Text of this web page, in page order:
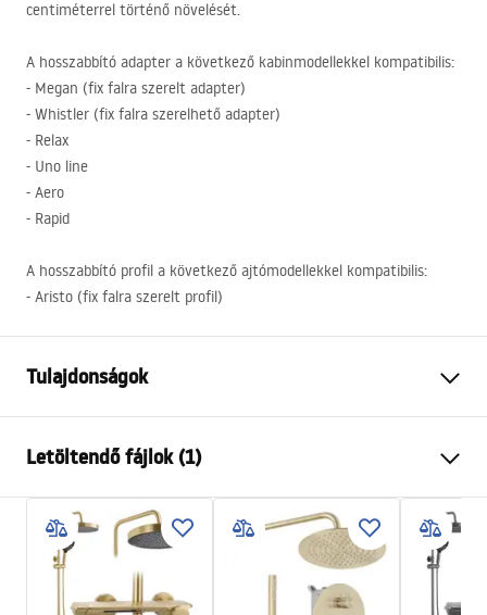
centiméterrel történő növelését.
A hosszabbító adapter a következő kabinmodellekkel kompatibilis:
- Megan (fix falra szerelt adapter)
- Whistler (fix falra szerelhető adapter)
- Relax
- Uno line
- Aero
- Rapid
A hosszabbító profil a következő ajtómodellekkel kompatibilis:
- Aristo (fix falra szerelt profil)
Tulajdonságok
Hossz
Szélesítés
25/35 mm
Szélesség
25 mmmm
Garancia
24 Hónap
Letöltendő fájlok (1)
manual
manual.pdf